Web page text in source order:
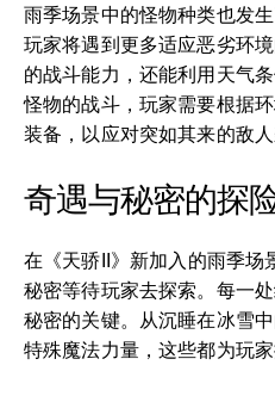
雨季场景中的怪物种类也发
玩家将遇到更多适应恶劣环
的战斗能力，还能利用天气
怪物的战斗，玩家需要根据
装备，以应对突如其来的敌人
奇遇与秘密的探
在《天骄II》新加入的雨季场
秘密等待玩家去探索。每一
秘密的关键。从沉睡在冰雪
特殊魔法力量，这些都为玩